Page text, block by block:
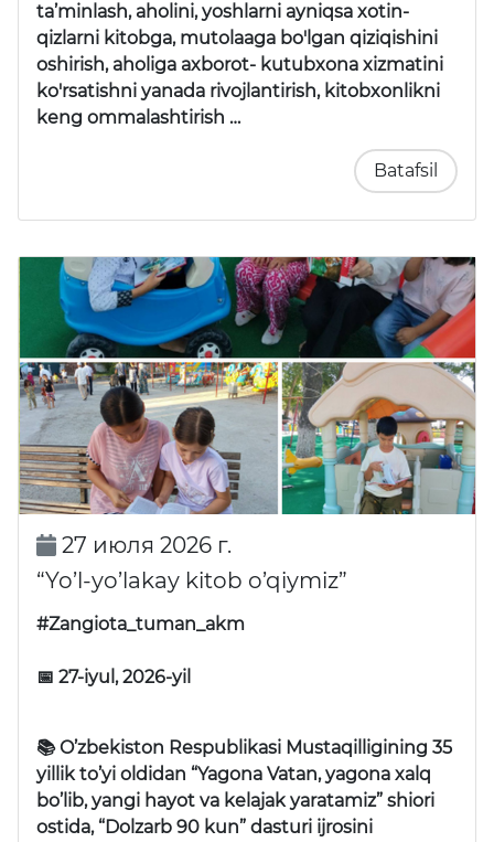
ta’minlash, aholini, yoshlarni ayniqsa xotin-
qizlarni kitobga, mutolaaga bo'lgan qiziqishini
oshirish, aholiga axborot- kutubxona xizmatini
ko'rsatishni yanada rivojlantirish, kitobxonlikni
keng ommalashtirish …
Batafsil
27 июля 2026 г.
“Yo’l-yo’lakay kitob o’qiymiz”
#Zangiota_tuman_akm
📅 27-iyul, 2026-yil
📚 O’zbekiston Respublikasi Mustaqilligining 35
yillik to’yi oldidan “Yagona Vatan, yagona xalq
bo’lib, yangi hayot va kelajak yaratamiz” shiori
ostida, “Dolzarb 90 kun” dasturi ijrosini